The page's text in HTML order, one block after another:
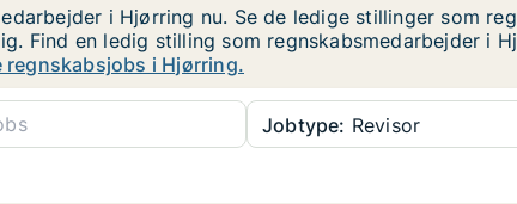
i Hjørring nu. Se de ledige stillinger som
Find en ledig stilling som regnskabsmedarbejder i
regnskabsjobs i Hjørring.
Jobtype: Revisor